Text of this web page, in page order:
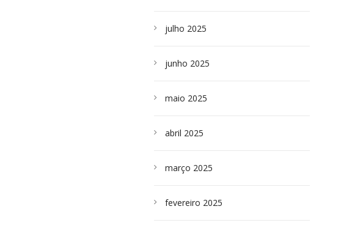
julho 2025
junho 2025
maio 2025
abril 2025
março 2025
fevereiro 2025